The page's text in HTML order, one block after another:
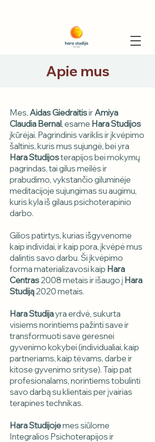
Apie mus
Mes, Aidas GiedraitisirAmiya
Claudia Bernal, esame Hara Studijos
įkūrėjai. Pagrindinis variklis ir įkvėpimo
šaltinis, kuris mus sujungė, bei yra
Hara Studijosterapijos bei mokymų
pagrindas, tai gilus meilės ir
prabudimo, vykstančio giluminėje
meditacijoje sujungimas su augimu,
kuris kyla iš gilaus psichoterapinio
darbo.
Gilios patirtys, kurias išgyvenome
kaip individai, ir kaip pora, įkvėpė mus
dalintis savo darbu. Ši įkvėpimo
forma materializavosi kaip Hara
Centras2008 metais ir išaugo į Hara
Studiją2020 metais.
Hara Studijayra erdvė, sukurta
visiems norintiems pažinti save ir
transformuoti save geresnei
gyvenimo kokybei (individualiai, kaip
partneriams, kaip tėvams, darbe ir
kitose gyvenimo srityse). Taip pat
profesionalams, norintiems tobulinti
savo darbą su klientais per įvairias
terapines technikas.
Hara Studijojemes siūlome
Integralios Psichoterapijos ir